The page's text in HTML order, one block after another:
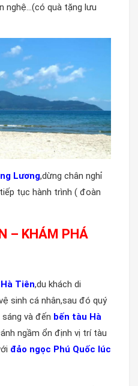
nghệ…(có quà tặng lưu
Lương,dừng chân nghỉ
tục hành trình ( đoàn
– KHÁM PHÁ
Hà Tiên,du khách di
sinh cá nhân,sau đó quý
và đến bến tàu Hà
ngầm ổn định vị trí tàu
đảo ngọc Phú Quốc lúc